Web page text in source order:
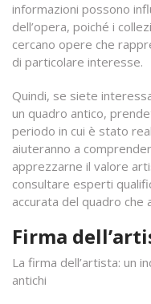
informazioni possono
dell’opera, poiché i
cercano opere che
di particolare interesse.
Quindi, se siete
un quadro antico,
periodo in cui è stato
aiuteranno a
apprezzarne il valore
consultare esperti
accurata del quadro che
Firma
La firma dell’artista: un
antichi